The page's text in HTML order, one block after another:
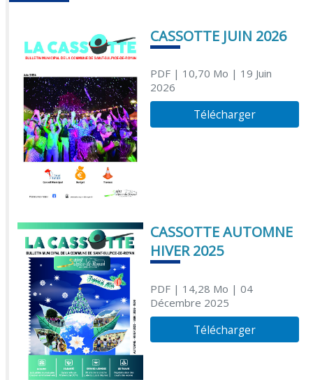
CASSOTTE JUIN 2026
PDF| 10,70 Mo | 19 Juin
2026
Télécharger
CASSOTTE AUTOMNE
HIVER 2025
PDF| 14,28 Mo | 04
Décembre 2025
Télécharger